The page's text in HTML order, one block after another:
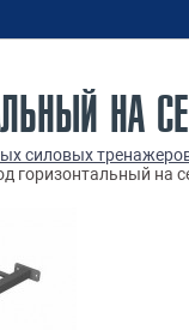
НА
силовых
горизонтальный на